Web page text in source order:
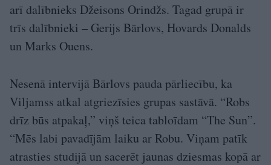
arī dalībnieks Džeisons Orindžs. Tagad grupā ir
trīs dalībnieki – Gerijs Bārlovs, Hovards Donalds
un Marks Ouens.
Nesenā intervijā Bārlovs pauda pārliecību, ka
Viljamss atkal atgriezīsies grupas sastāvā. “Robs
drīz būs atpakaļ,” viņš teica tabloīdam “The Sun”.
“Mēs labi pavadījām laiku ar Robu. Viņam patīk
atrasties studijā un sacerēt jaunas dziesmas kopā ar